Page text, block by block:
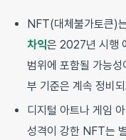
NFT(대체불가토큰)
차익은 2027년 시행
범위에 포함될 가능
부 기준은 계속 정비
디지털 아트나 게임
성격이 강한 NFT는